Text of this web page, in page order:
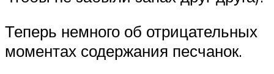
Теперь немного об отрицательных
моментах содержания песчанок.